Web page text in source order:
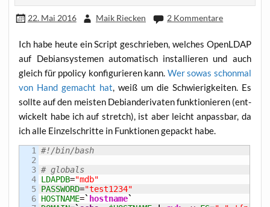
22. Mai 2016 Maik Riecken 2 Kommentare
Ich habe heu­te ein Script geschrie­ben, wel­ches OpenLDAP
auf Debi­an­sys­te­men auto­ma­tisch instal­lie­ren und auch
gleich für ppo­li­cy kon­fi­gu­rie­ren kann. Wer sowas schon­mal
von Hand gemacht hat, weiß um die Schwie­rig­kei­ten. Es
soll­te auf den meis­ten Debi­an­de­ri­va­ten funk­tio­nie­ren (ent­
wi­ckelt habe ich auf stretch), ist aber leicht anpass­bar, da
ich alle Ein­zel­schrit­te in Funk­tio­nen gepackt habe.
1
2
3
4
5
6
#!/bin/bash
# globals
LDAPDB="mdb"
PASSWORD="test1234"
HOSTNAME=` hostname`